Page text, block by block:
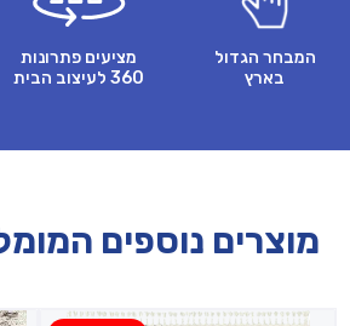
המבחר הגדול
בארץ
מציעים פתרונות
360 לעיצוב הבית
מוצרים נוספים